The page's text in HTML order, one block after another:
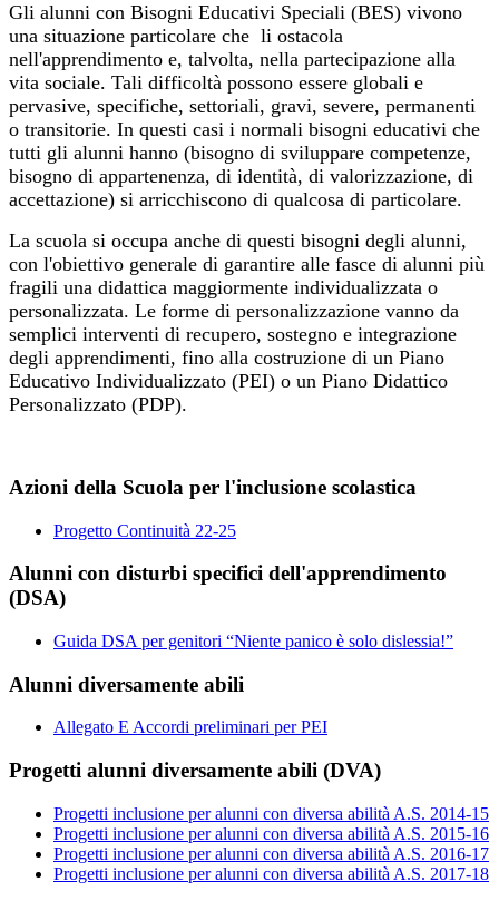
Gli alunni con Bisogni Educativi Speciali (BES) vivono
una situazione particolare che li ostacola
nell'apprendimento e, talvolta, nella partecipazione alla
vita sociale. Tali difficoltà possono essere globali e
pervasive, specifiche, settoriali, gravi, severe, permanenti
o transitorie. In questi casi i normali bisogni educativi che
tutti gli alunni hanno (bisogno di sviluppare competenze,
bisogno di appartenenza, di identità, di valorizzazione, di
accettazione) si arricchiscono di qualcosa di particolare.
La scuola si occupa anche di questi bisogni degli alunni,
con l'obiettivo generale di garantire alle fasce di alunni più
fragili una didattica maggiormente individualizzata o
personalizzata. Le forme di personalizzazione vanno da
semplici interventi di recupero, sostegno e integrazione
degli apprendimenti, fino alla costruzione di un Piano
Educativo Individualizzato (PEI) o un Piano Didattico
Personalizzato (PDP).
Azioni della Scuola per l'inclusione scolastica
Progetto Continuità 22-25
Alunni con disturbi specifici dell'apprendimento
(DSA)
Guida DSA per genitori “Niente panico è solo dislessia!”
Alunni diversamente abili
Allegato E Accordi preliminari per PEI
Progetti alunni diversamente abili (DVA)
Progetti inclusione per alunni con diversa abilità A.S. 2014-15
Progetti inclusione per alunni con diversa abilità A.S. 2015-16
Progetti inclusione per alunni con diversa abilità A.S. 2016-17
Progetti inclusione per alunni con diversa abilità A.S. 2017-18